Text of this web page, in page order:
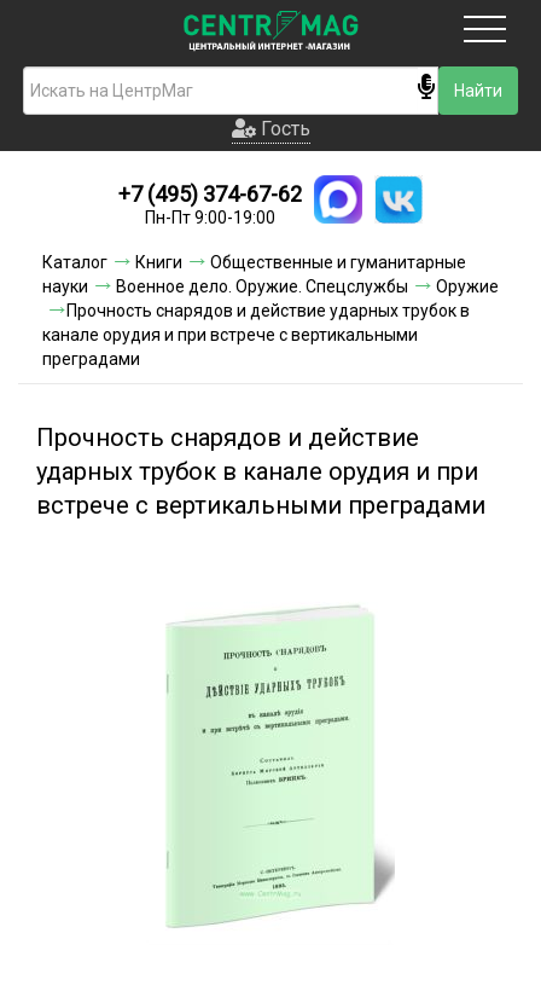
Гость
Новинки
Условия доставки
Условия оплаты
Гость
+7 (495) 374-67-62
Пн-Пт 9:00-19:00
Каталог Книги
Общественные и гуманитарные
науки
Военное дело. Оружие. Спецслужбы
Оружие
Прочность снарядов и действие ударных трубок в
канале орудия и при встрече с вертикальными
преградами
Прочность снарядов и действие
ударных трубок в канале орудия и при
встрече с вертикальными преградами